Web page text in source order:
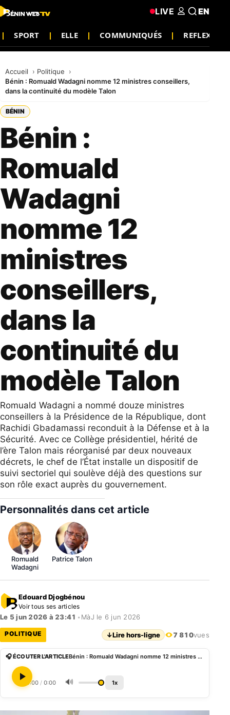
SPORT ELLE COMMUNIQUÉS
LIVE EN
Accueil
Politique
Bénin : Romuald Wadagni nomme 12 ministres conseillers,
dans la continuité du modèle Talon
BÉNIN
Bénin :
Romuald
Wadagni
nomme 12
ministres
conseillers,
dans la
continuité du
modèle Talon
Romuald Wadagni a nommé douze ministres
conseillers à la Présidence de la République, dont
Rachidi Gbadamassi reconduit à la Défense et à la
Sécurité. Avec ce Collège présidentiel, hérité de
l’ère Talon mais réorganisé par deux nouveaux
décrets, le chef de l’État installe un dispositif de
suivi sectoriel qui soulève déjà des questions sur
son rôle exact auprès du gouvernement.
Personnalités dans cet article
Romuald
Wadagni
Patrice Talon
Edouard Djogbénou
Voir tous ses articles
Le 5 jun 2026 à 23:41 • MàJ le 6 jun 2026
POLITIQUE ↓Lire hors-ligne 7 810vues
🎧 ÉCOUTER L'ARTICLE Bénin : Romuald Wadagni nomme 12 ministres conseillers, dans la continuité du modèle Talon
0:00 / 0:00 🔊 1x